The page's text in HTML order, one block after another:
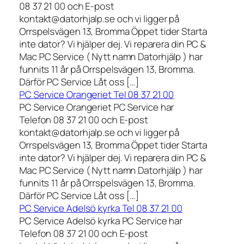
08 37 21 00 och E-post
kontakt@datorhjalp.se och vi ligger på
Orrspelsvägen 13, Bromma Öppet tider Starta
inte dator? Vi hjälper dej. Vi reparera din PC &
Mac PC Service ( Nytt namn Datorhjälp ) har
funnits 11 år på Orrspelsvägen 13, Bromma.
Därför PC Service Låt oss […]
PC Service Orangeriet Tel 08 37 21 00
PC Service Orangeriet PC Service har
Telefon 08 37 21 00 och E-post
kontakt@datorhjalp.se och vi ligger på
Orrspelsvägen 13, Bromma Öppet tider Starta
inte dator? Vi hjälper dej. Vi reparera din PC &
Mac PC Service ( Nytt namn Datorhjälp ) har
funnits 11 år på Orrspelsvägen 13, Bromma.
Därför PC Service Låt oss […]
PC Service Adelsö kyrka Tel 08 37 21 00
PC Service Adelsö kyrka PC Service har
Telefon 08 37 21 00 och E-post